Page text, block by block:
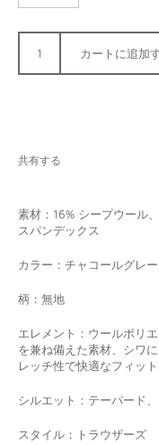
カートに追加
共有する
素材：16% シープウール
スパンデックス
カラー：チャコールグレー
柄：無地
エレメント：ウールポリ
を兼ね備えた素材、シワ
レッチ性で快適なフィッ
シルエット：テーパード
スタイル：トラウザーズ